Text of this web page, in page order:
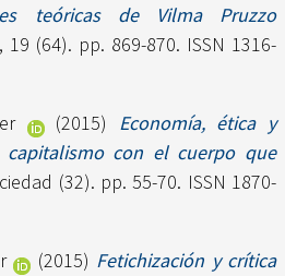
teóricas de Vilma Pruzzo
19 (64). pp. 869-870. ISSN 1316-
(2015) Economía, ética y
capitalismo con el cuerpo que
(32). pp. 55-70. ISSN 1870-
(2015) Fetichización y crítica